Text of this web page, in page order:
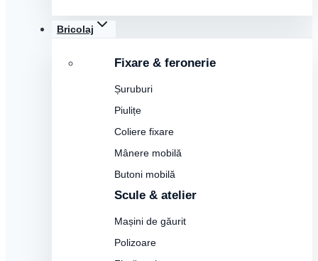
Bricolaj
Fixare & feronerie
Șuruburi
Piulițe
Coliere fixare
Mânere mobilă
Butoni mobilă
Scule & atelier
Mașini de găurit
Polizoare